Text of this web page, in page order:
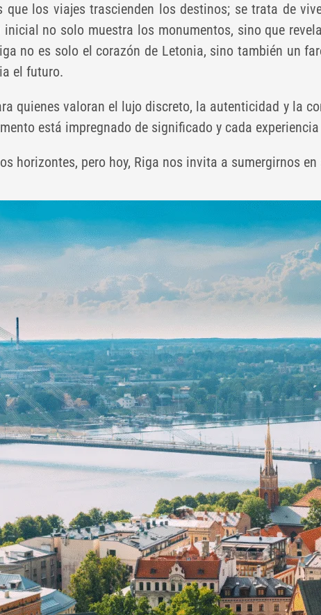
que los viajes trascienden los destinos; se trata de
no solo muestra los monumentos, sino que
no es solo el corazón de Letonia, sino también un
el futuro.
quienes valoran el lujo discreto, la autenticidad y la
está impregnado de significado y cada
horizontes, pero hoy, Riga nos invita a sumergirnos